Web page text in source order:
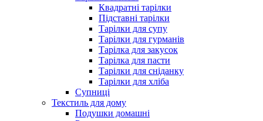
Квадратні тарілки
Підставні тарілки
Тарілки для супу
Тарілки для гурманів
Тарілка для закусок
Тарілка для пасти
Тарілки для сніданку
Тарілки для хліба
Супниці
Текстиль для дому
Подушки домашні